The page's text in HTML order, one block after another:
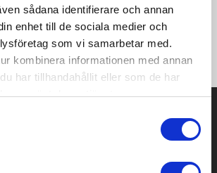
sådana identifierare och annan
enhet till de sociala medier och
som vi samarbetar med.
kombinera informationen med annan
har tillhandahållit eller som de har
använt deras tjänster.
är tejpade • Vattentät dragkedja
ärmar och axlar •
på mailen?
för att få förslag på produkt och pris över
utmärkt att bara ställa frågor!